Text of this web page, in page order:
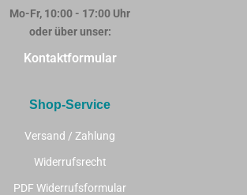
Mo-Fr, 10:00 - 17:00 Uhr
oder über unser:
Kontaktformular
Shop-Service
Versand / Zahlung
Widerrufsrecht
PDF Widerrufsformular